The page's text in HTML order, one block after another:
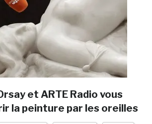
et ARTE Radio vous
la peinture par les oreilles